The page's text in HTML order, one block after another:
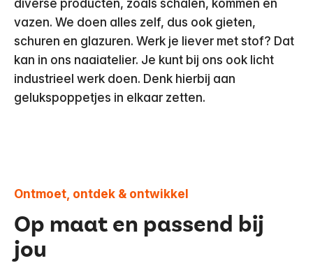
diverse producten, zoals schalen, kommen en
vazen. We doen alles zelf, dus ook gieten,
schuren en glazuren. Werk je liever met stof? Dat
kan in ons naaiatelier. Je kunt bij ons ook licht
industrieel werk doen. Denk hierbij aan
gelukspoppetjes in elkaar zetten.
Ontmoet, ontdek & ontwikkel
Op maat en passend bij
jou